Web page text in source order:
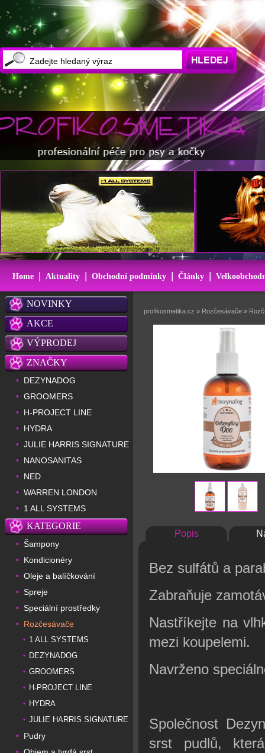
Home | Aktuality | Obchodní podmínky | Články |
NOVINKY
AKCE
VÝPRODEJ
ZNAČKY
• DEZYNADOG
• GROOMERS
• H-PROJECT LINE
• HYDRA
• JULIE HARRIS SIGNATURE
• NANOSANITAS
• NED
• WARREN LONDON
• 1 ALL SYSTEMS
KATEGORIE
• Šampony
• Kondicionéry
• Oleje a balíčkování
• Spreje
• Speciální prostředky
• Rozčesávače
• 1 ALL SYSTEMS
• DEZYNADOG
• GROOMERS
• H-PROJECT LINE
• HYDRA
• JULIE HARRIS SIGNATURE
• Pudry
profikosmetika.cz » Rozčesávače »
Popis
Bez sulfátů a
Zabraňuje
Nastříkejte na
mezi koupelemi.
Navrženo
Společnost
srst pudlů,